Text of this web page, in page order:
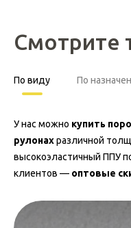
Смотрите
По виду По
У нас можно купить
рулонахразличной
высокоэластичный ППУ
клиентов — оптовые